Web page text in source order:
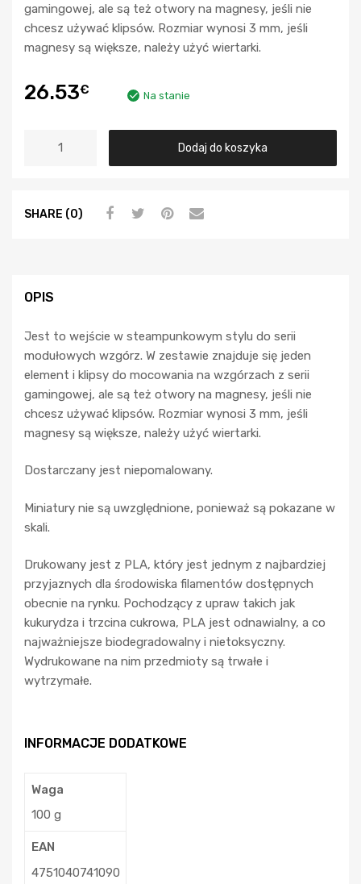
gamingowej, ale są też otwory na magnesy, jeśli nie
chcesz używać klipsów. Rozmiar wynosi 3 mm, jeśli
magnesy są większe, należy użyć wiertarki.
26.53€ Na stanie
Dodaj do koszyka
SHARE (0)
OPIS
Jest to wejście w steampunkowym stylu do serii
modułowych wzgórz. W zestawie znajduje się jeden
element i klipsy do mocowania na wzgórzach z serii
gamingowej, ale są też otwory na magnesy, jeśli nie
chcesz używać klipsów. Rozmiar wynosi 3 mm, jeśli
magnesy są większe, należy użyć wiertarki.
Dostarczany jest niepomalowany.
Miniatury nie są uwzględnione, ponieważ są pokazane w
skali.
Drukowany jest z PLA, który jest jednym z najbardziej
przyjaznych dla środowiska filamentów dostępnych
obecnie na rynku. Pochodzący z upraw takich jak
kukurydza i trzcina cukrowa, PLA jest odnawialny, a co
najważniejsze biodegradowalny i nietoksyczny.
Wydrukowane na nim przedmioty są trwałe i
wytrzymałe.
INFORMACJE DODATKOWE
Waga
100 g
EAN
4751040741090